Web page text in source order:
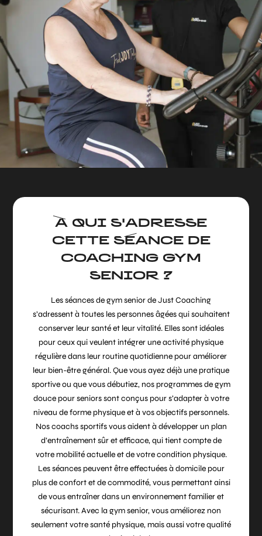
À QUI S'ADRESSE
CETTE SÉANCE DE
COACHING GYM
SENIOR ?
Les séances de gym senior de Just Coaching
s’adressent à toutes les personnes âgées qui souhaitent
conserver leur santé et leur vitalité. Elles sont idéales
pour ceux qui veulent intégrer une activité physique
régulière dans leur routine quotidienne pour améliorer
leur bien-être général. Que vous ayez déjà une pratique
sportive ou que vous débutiez, nos programmes de gym
douce pour seniors sont conçus pour s’adapter à votre
niveau de forme physique et à vos objectifs personnels.
Nos coachs sportifs vous aident à développer un plan
d’entraînement sûr et efficace, qui tient compte de
votre mobilité actuelle et de votre condition physique.
Les séances peuvent être effectuées à domicile pour
plus de confort et de commodité, vous permettant ainsi
de vous entraîner dans un environnement familier et
sécurisant. Avec la gym senior, vous améliorez non
seulement votre santé physique, mais aussi votre qualité